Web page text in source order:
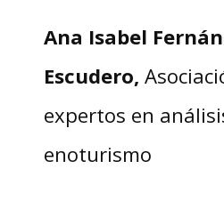
Ana Isabel
Escudero,
expertos en
enoturismo